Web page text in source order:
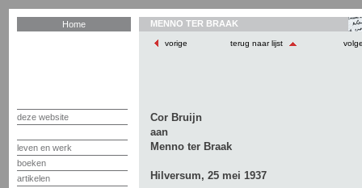
Home
deze website
leven en werk
boeken
artikelen
MENNO TER BRAAK
vorige terug naar lijst
Cor Bruijn
aan
Menno ter Braak
Hilversum, 25 mei 1937